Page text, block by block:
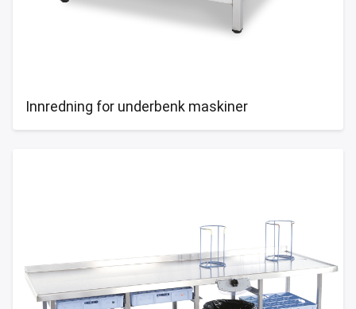
Innredning for underbenk maskiner